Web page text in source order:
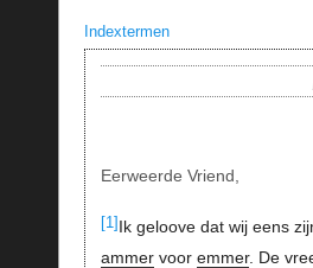
Indextermen
Eerweerde Vriend,
[1] Ik geloove dat wij eens
ammervoor emmer. De